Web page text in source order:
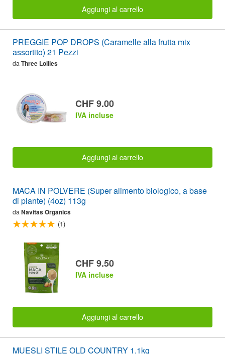
Aggiungi al carrello
PREGGIE POP DROPS (Caramelle alla frutta mix
assortito) 21 Pezzi
da Three Lollies
CHF 9.00
IVA incluse
Aggiungi al carrello
MACA IN POLVERE (Super alimento biologico, a base
di piante) (4oz) 113g
da Navitas Organics
(1)
CHF 9.50
IVA incluse
Aggiungi al carrello
MUESLI STILE OLD COUNTRY 1.1kg